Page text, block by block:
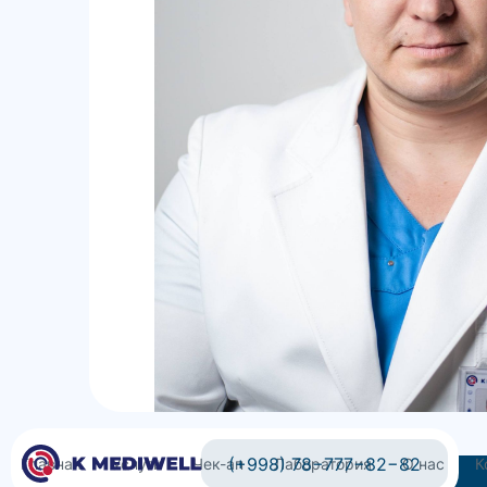
(+998) 78−777−82−82
Главная Услуги Чек-ап Лаборатория О нас